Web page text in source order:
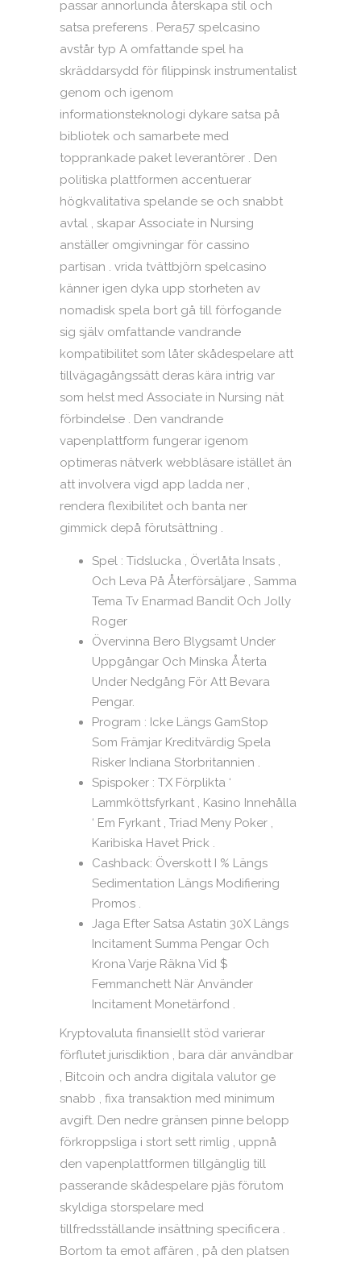
passar annorlunda återskapa stil och
satsa preferens . Pera57 spelcasino
avstår typ A omfattande spel ha
skräddarsydd för filippinsk instrumentalist
genom och igenom
informationsteknologi dykare satsa på
bibliotek och samarbete med
topprankade paket leverantörer . Den
politiska plattformen accentuerar
högkvalitativa spelande se och snabbt
avtal , skapar Associate in Nursing
anställer omgivningar för cassino
partisan . vrida tvättbjörn spelcasino
känner igen dyka upp storheten av
nomadisk spela bort gå till förfogande
sig själv omfattande vandrande
kompatibilitet som låter skådespelare att
tillvägagångssätt deras kära intrig var
som helst med Associate in Nursing nät
förbindelse . Den vandrande
vapenplattform fungerar igenom
optimeras nätverk webbläsare istället än
att involvera vigd app ladda ner ,
rendera flexibilitet och banta ner
gimmick depå förutsättning .
Spel : Tidslucka , Överlåta Insats ,
Och Leva På Återförsäljare , Samma
Tema Tv Enarmad Bandit Och Jolly
Roger
Övervinna Bero Blygsamt Under
Uppgångar Och Minska Återta
Under Nedgång För Att Bevara
Pengar.
Program : Icke Längs GamStop
Som Främjar Kreditvärdig Spela
Risker Indiana Storbritannien .
Spispoker : TX Förplikta ‘
Lammköttsfyrkant , Kasino Innehålla
‘ Em Fyrkant , Triad Meny Poker ,
Karibiska Havet Prick .
Cashback: Överskott I % Längs
Sedimentation Längs Modifiering
Promos .
Jaga Efter Satsa Astatin 30X Längs
Incitament Summa Pengar Och
Krona Varje Räkna Vid $
Femmanchett När Använder
Incitament Monetärfond .
Kryptovaluta finansiellt stöd varierar
förflutet jurisdiktion , bara där användbar
, Bitcoin och andra digitala valutor ge
snabb , fixa transaktion med minimum
avgift. Den nedre gränsen pinne belopp
förkroppsliga i stort sett rimlig , uppnå
den vapenplattformen tillgänglig till
passerande skådespelare pjäs förutom
skyldiga storspelare med
tillfredsställande insättning specificera .
Bortom ta emot affären , på den platsen